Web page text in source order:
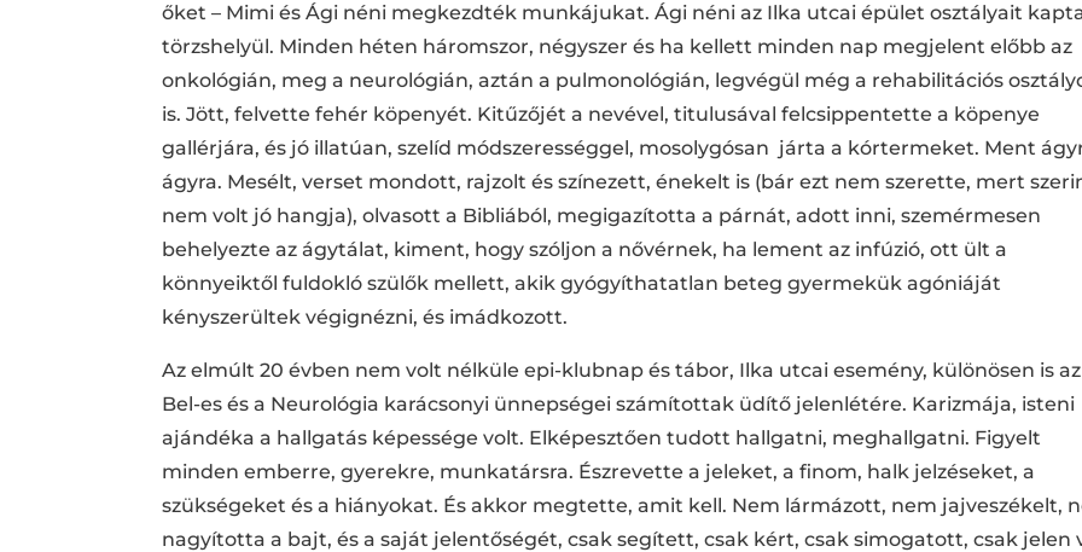
őket – Mimi és Ági néni megkezdték munkájukat. Ági néni az Ilka utcai épület osztályait
törzshelyül. Minden héten háromszor, négyszer és ha kellett minden nap megjelent előbb az
onkológián, meg a neurológián, aztán a pulmonológián, legvégül még a rehabilitációs
is. Jött, felvette fehér köpenyét. Kitűzőjét a nevével, titulusával felcsippentette a köpenye
gallérjára, és jó illatúan, szelíd módszerességgel, mosolygósan járta a kórtermeket. Ment
ágyra. Mesélt, verset mondott, rajzolt és színezett, énekelt is (bár ezt nem szerette, mert
nem volt jó hangja), olvasott a Bibliából, megigazította a párnát, adott inni, szemérmesen
behelyezte az ágytálat, kiment, hogy szóljon a nővérnek, ha lement az infúzió, ott ült a
könnyeiktől fuldokló szülők mellett, akik gyógyíthatatlan beteg gyermekük agóniáját
kényszerültek végignézni, és imádkozott.
Az elmúlt 20 évben nem volt nélküle epi-klubnap és tábor, Ilka utcai esemény, különösen is az
Bel-es és a Neurológia karácsonyi ünnepségei számítottak üdítő jelenlétére. Karizmája, isteni
ajándéka a hallgatás képessége volt. Elképesztően tudott hallgatni, meghallgatni. Figyelt
minden emberre, gyerekre, munkatársra. Észrevette a jeleket, a finom, halk jelzéseket, a
szükségeket és a hiányokat. És akkor megtette, amit kell. Nem lármázott, nem jajveszékelt,
nagyította a bajt, és a saját jelentőségét, csak segített, csak kért, csak simogatott, csak jelen